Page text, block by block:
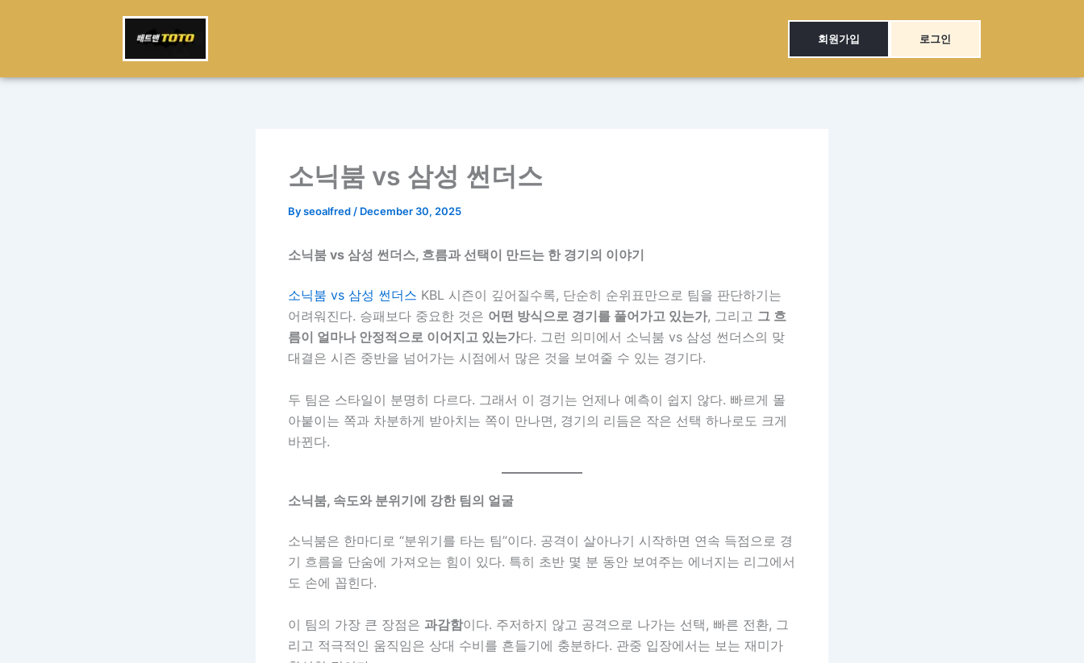
회원가입 로그인
소닉붐 vs 삼성 썬더스
Byseoalfred / December 30, 2025
소닉붐 vs 삼성 썬더스, 흐름과 선택이 만드는 한 경기의 이야기
소닉붐 vs 삼성 썬더스 KBL 시즌이 깊어질수록, 단순히 순위표만으로 팀을 판단하기는
어려워진다. 승패보다 중요한 것은 어떤 방식으로 경기를 풀어가고 있는가, 그리고 그 흐
름이 얼마나 안정적으로 이어지고 있는가다. 그런 의미에서 소닉붐 vs 삼성 썬더스의 맞
대결은 시즌 중반을 넘어가는 시점에서 많은 것을 보여줄 수 있는 경기다.
두 팀은 스타일이 분명히 다르다. 그래서 이 경기는 언제나 예측이 쉽지 않다. 빠르게 몰
아붙이는 쪽과 차분하게 받아치는 쪽이 만나면, 경기의 리듬은 작은 선택 하나로도 크게
바뀐다.
소닉붐, 속도와 분위기에 강한 팀의 얼굴
소닉붐은 한마디로 “분위기를 타는 팀”이다. 공격이 살아나기 시작하면 연속 득점으로 경
기 흐름을 단숨에 가져오는 힘이 있다. 특히 초반 몇 분 동안 보여주는 에너지는 리그에서
도 손에 꼽힌다.
이 팀의 가장 큰 장점은 과감함이다. 주저하지 않고 공격으로 나가는 선택, 빠른 전환, 그
리고 적극적인 움직임은 상대 수비를 흔들기에 충분하다. 관중 입장에서는 보는 재미가